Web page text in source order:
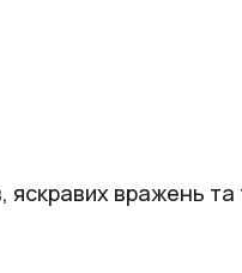
яскравих вражень та